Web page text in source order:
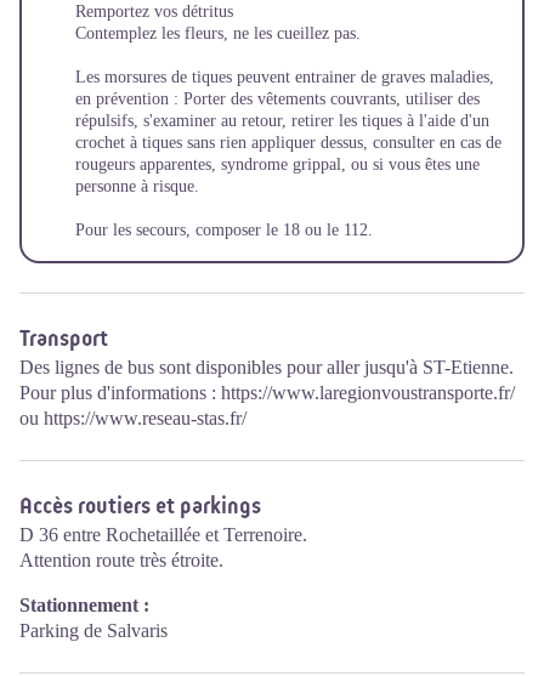
Remportez vos détritus
Contemplez les fleurs, ne les cueillez pas.
Les morsures de tiques peuvent entrainer de graves maladies,
en prévention : Porter des vêtements couvrants, utiliser des
répulsifs, s'examiner au retour, retirer les tiques à l'aide d'un
crochet à tiques sans rien appliquer dessus, consulter en cas de
rougeurs apparentes, syndrome grippal, ou si vous êtes une
personne à risque.
Pour les secours, composer le 18 ou le 112.
Transport
Des lignes de bus sont disponibles pour aller jusqu'à ST-Etienne.
Pour plus d'informations : https://www.laregionvoustransporte.fr/
ou https://www.reseau-stas.fr/
Accès routiers et parkings
D 36 entre Rochetaillée et Terrenoire.
Attention route très étroite.
Stationnement :
Parking de Salvaris